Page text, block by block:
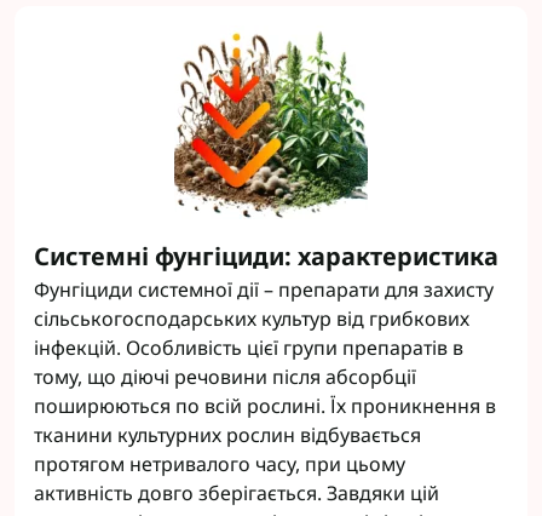
Системні фунгіциди: характеристика
Фунгіциди системної дії – препарати для захисту
сільськогосподарських культур від грибкових
інфекцій. Особливість цієї групи препаратів в
тому, що діючі речовини після абсорбції
поширюються по всій рослині. Їх проникнення в
тканини культурних рослин відбувається
протягом нетривалого часу, при цьому
активність довго зберігається. Завдяки цій